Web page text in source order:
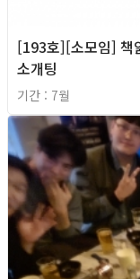
[193호][소모임] 책
소개팅
기간 : 7월